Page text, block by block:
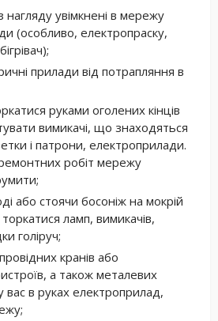
увімкнені в мережу
(особливо, електропраску,
прилади від потрапляння в
руками оголених кінців
вимикачі, що знаходяться
і патрони, електроприлади.
робіт мережу
або стоячи босоніж на мокрій
ламп, вимикачів,
голіруч;
кранів або
а також металевих
в руках електроприлад,